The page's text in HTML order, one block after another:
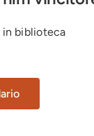
in biblioteca